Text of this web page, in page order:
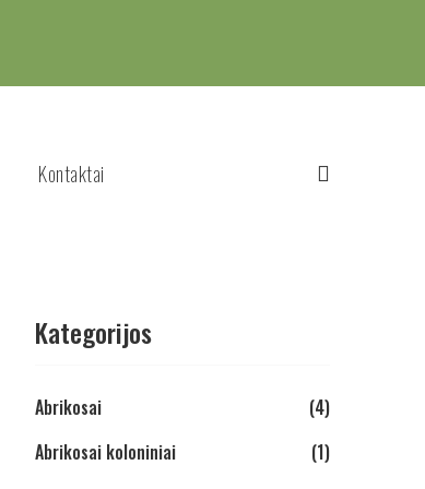
Kontaktai
Kategorijos
Abrikosai
(4)
Abrikosai koloniniai
(1)